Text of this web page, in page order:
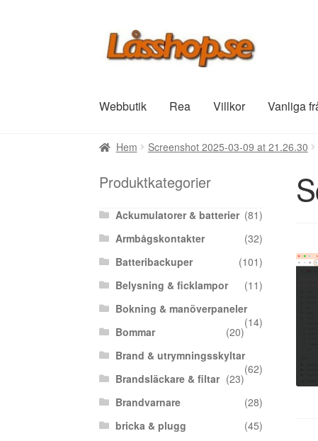
Hoppa
till
Hoppa
till
Webbutik Rea Villkor Vanliga
Hem Screenshot 2025-03-09 at 21.26.30
Produktkategorier
Ackumulatorer & batterier (81)
Armbågskontakter
(32)
Batteribackuper
(101)
Belysning & ficklampor
(11)
Bokning & manöverpaneler
(14)
Bommar
(20)
Brand & utrymningsskyltar
(62)
Brandsläckare & filtar (23)
Brandvarnare
(28)
bricka & plugg
(45)